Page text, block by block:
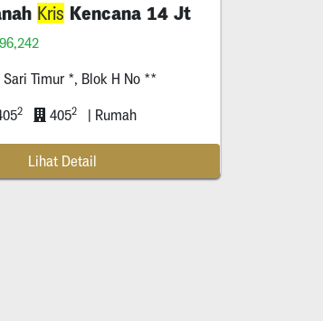
Kris Kencana 14 Jt
Sari Timur *, Blok H No **
2 4052 | Rumah
Lihat Detail